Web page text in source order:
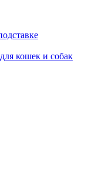
кошек и собак